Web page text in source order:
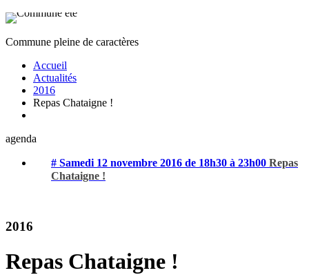
Commune pleine de caractères
Accueil
Actualités
2016
Repas Chataigne !
agenda
# Samedi 12 novembre 2016 de 18h30 à 23h00 Repas
Chataigne !
2016
Repas Chataigne !